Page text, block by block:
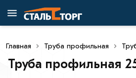
Главная Труба профильная
Труба профильная